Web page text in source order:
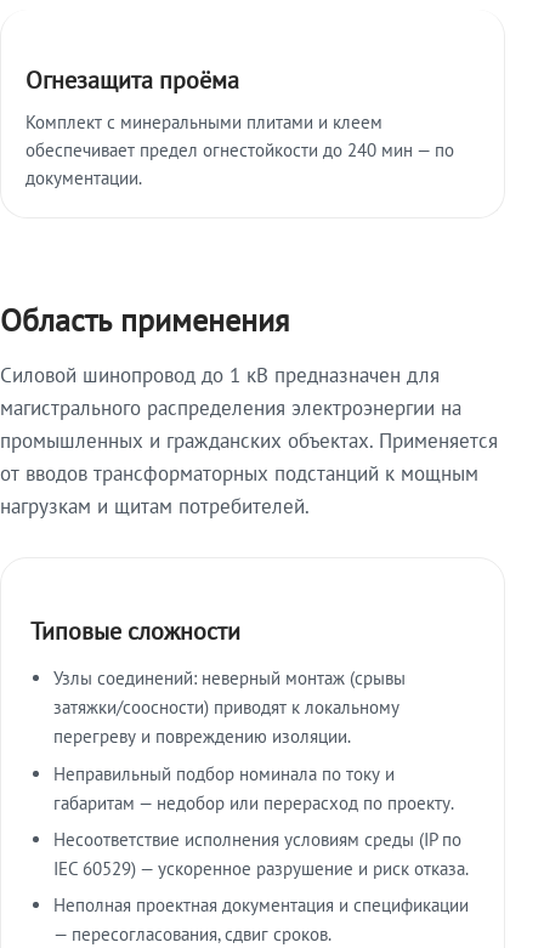
Огнезащита проёма
Комплект с минеральными плитами и клеем
обеспечивает предел огнестойкости до 240 мин — по
документации.
Область применения
Силовой шинопровод до 1 кВ предназначен для
магистрального распределения электроэнергии на
промышленных и гражданских объектах. Применяется
от вводов трансформаторных подстанций к мощным
нагрузкам и щитам потребителей.
Типовые сложности
Узлы соединений: неверный монтаж (срывы
затяжки/соосности) приводят к локальному
перегреву и повреждению изоляции.
Неправильный подбор номинала по току и
габаритам — недобор или перерасход по проекту.
Несоответствие исполнения условиям среды (IP по
IEC 60529) — ускоренное разрушение и риск отказа.
Неполная проектная документация и спецификации
— пересогласования, сдвиг сроков.